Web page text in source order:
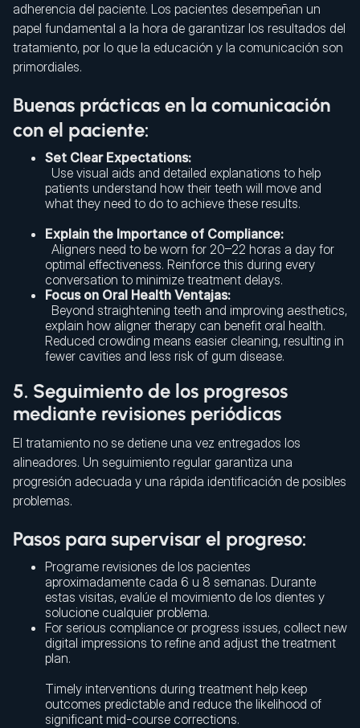
adherencia del paciente. Los pacientes desempeñan un
papel fundamental a la hora de garantizar los resultados del
tratamiento, por lo que la educación y la comunicación son
primordiales.
Buenas prácticas en la comunicación
con el paciente:
Set Clear Expectations:
Use visual aids and detailed explanations to help
patients understand how their teeth will move and
what they need to do to achieve these results.
Explain the Importance of Compliance:
Aligners need to be worn for 20–22 horas a day for
optimal effectiveness. Reinforce this during every
conversation to minimize treatment delays.
Focus on Oral Health Ventajas:
Beyond straightening teeth and improving aesthetics,
explain how aligner therapy can benefit oral health.
Reduced crowding means easier cleaning, resulting in
fewer cavities and less risk of gum disease.
5. Seguimiento de los progresos
mediante revisiones periódicas
El tratamiento no se detiene una vez entregados los
alineadores. Un seguimiento regular garantiza una
progresión adecuada y una rápida identificación de posibles
problemas.
Pasos para supervisar el progreso:
Programe revisiones de los pacientes
aproximadamente cada 6 u 8 semanas. Durante
estas visitas, evalúe el movimiento de los dientes y
solucione cualquier problema.
For serious compliance or progress issues, collect new
digital impressions to refine and adjust the treatment
plan.
Timely interventions during treatment help keep
outcomes predictable and reduce the likelihood of
significant mid-course corrections.